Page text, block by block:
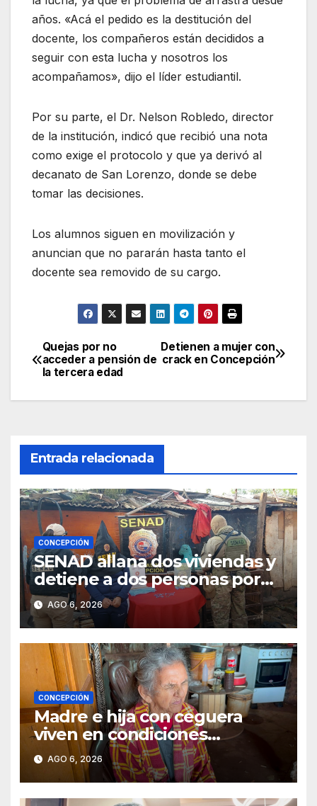
años. «Acá el pedido es la destitución del
docente, los compañeros están decididos a
seguir con esta lucha y nosotros los
acompañamos», dijo el líder estudiantil.
Por su parte, el Dr. Nelson Robledo, director
de la institución, indicó que recibió una nota
como exige el protocolo y que ya derivó al
decanato de San Lorenzo, donde se debe
tomar las decisiones.
Los alumnos siguen en movilización y
anuncian que no pararán hasta tanto el
docente sea removido de su cargo.
Navegación
de
Detienen a mujer con
crack en Concepción
Quejas por no
acceder a pensión de
la tercera edad
Entrada relacionada
CONCEPCIÓN
SENAD allana dos viviendas y
detiene a dos personas por
presunto microtráfico en
Concepción
AGO 6, 2026
CONCEPCIÓN
Madre e hija con ceguera
viven en condiciones
precarias y vecinos impulsan
campaña solidaria para
ayudarlas
AGO 6, 2026